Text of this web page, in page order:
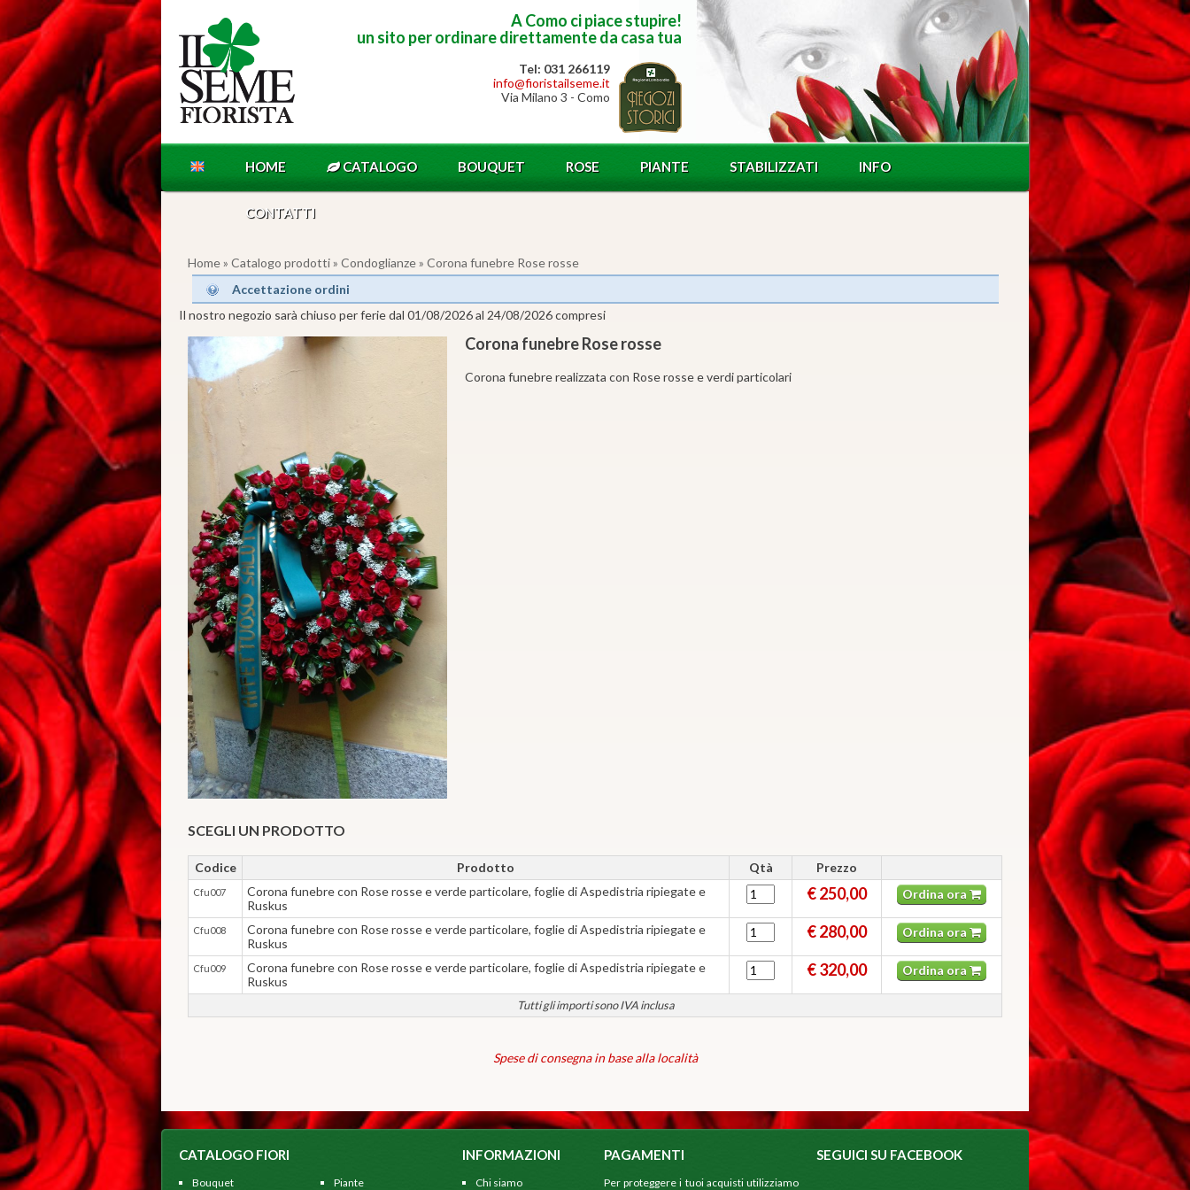
A Como ci piace stupire!
un sito per ordinare direttamente da casa tua
Tel: 031 266119
info@fioristailseme.it
Via Milano 3 - Como
HOME CATALOGO BOUQUET ROSE PIANTE STABILIZZATI INFO
CONTATTI
Home» Catalogo prodotti» Condoglianze» Corona funebre Rose rosse
Accettazione ordini
Il nostro negozio sarà chiuso per ferie dal 01/08/2026 al 24/08/2026 compresi
Corona funebre Rose rosse
Corona funebre realizzata con Rose rosse e verdi particolari
SCEGLI UN PRODOTTO
Codice Prodotto Qtà Prezzo
Tutti gli importi sono IVA inclusa
Cfu007
Corona funebre con Rose rosse e verde particolare, foglie di Aspedistria ripiegate e
Ruskus
€ 250,00 Ordina ora
Cfu008
Corona funebre con Rose rosse e verde particolare, foglie di Aspedistria ripiegate e
Ruskus
€ 280,00 Ordina ora
Cfu009
Corona funebre con Rose rosse e verde particolare, foglie di Aspedistria ripiegate e
Ruskus
€ 320,00 Ordina ora
Spese di consegna in base alla località
CATALOGO FIORI
Bouquet Piante
INFORMAZIONI
Chi siamo
PAGAMENTI
Per proteggere i tuoi acquisti utilizziamo
SEGUICI SU FACEBOOK